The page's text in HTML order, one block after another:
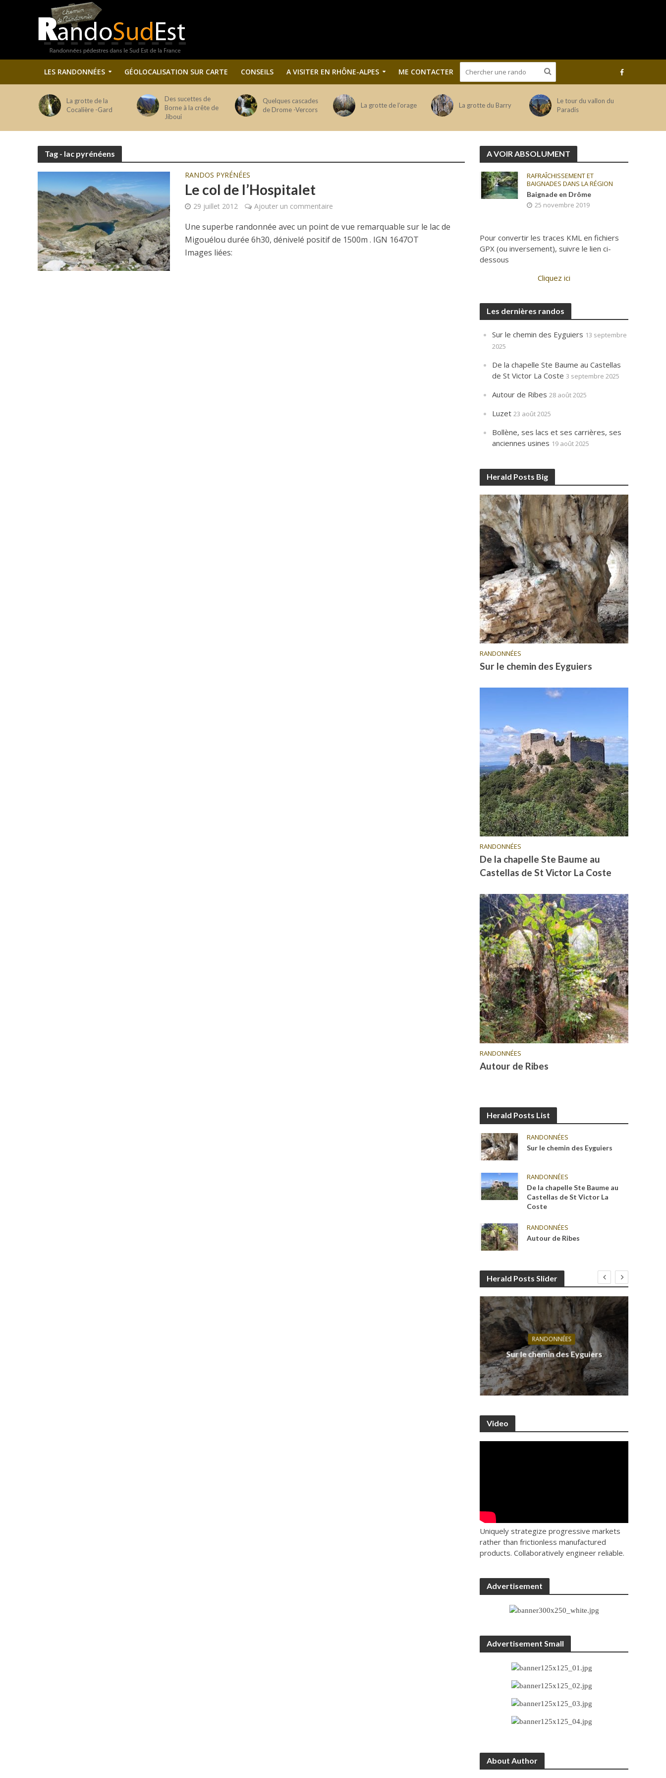
LES RANDONNÉES GÉOLOCALISATION SUR CARTE CONSEILS A VISITER EN RHÔNE-ALPES ME CONTACTER
La grotte de la
Cocalière -Gard
Des sucettes de
Borne à la crête de
Jiboui
Quelques cascades
de Drome -Vercors
La grotte de l’orage La grotte du Barry
Le tour du vallon du
Paradis
Tag - lac pyrénéens
RANDOS PYRÉNÉES
Le col de l’Hospitalet
29 juillet 2012 Ajouter un commentaire
Une superbe randonnée avec un point de vue remarquable sur le lac de
Migouélou durée 6h30, dénivelé positif de 1500m . IGN 1647OT
Images liées:
A VOIR ABSOLUMENT
RAFRAÎCHISSEMENT ET
BAIGNADES DANS LA RÉGION
Baignade en Drôme
25 novembre 2019
Pour convertir les traces KML en fichiers
GPX (ou inversement), suivre le lien ci-
dessous
Cliquez ici
Les dernières randos
Sur le chemin des Eyguiers 13 septembre
2025
De la chapelle Ste Baume au Castellas
de St Victor La Coste 3 septembre 2025
Autour de Ribes 28 août 2025
Luzet 23 août 2025
Bollène, ses lacs et ses carrières, ses
anciennes usines 19 août 2025
Herald Posts Big
RANDONNÉES
Sur le chemin des Eyguiers
RANDONNÉES
De la chapelle Ste Baume au
Castellas de St Victor La Coste
RANDONNÉES
Autour de Ribes
Herald Posts List
RANDONNÉES
Sur le chemin des Eyguiers
RANDONNÉES
De la chapelle Ste Baume au
Castellas de St Victor La
Coste
RANDONNÉES
Autour de Ribes
Herald Posts Slider
RANDONNÉES
Sur le chemin des Eyguiers
Video
Uniquely strategize progressive markets
rather than frictionless manufactured
products. Collaboratively engineer reliable.
Advertisement
Advertisement Small
About Author